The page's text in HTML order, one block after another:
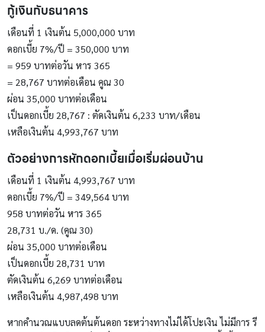
กู้เงินกับธนาคาร
เดือนที่ 1 เงินต้น 5,000,000 บาท
ดอกเบี้ย 7%/ปี = 350,000 บาท
= 959 บาทต่อวัน หาร 365
= 28,767 บาทต่อเดือน คูณ 30
ผ่อน 35,000 บาทต่อเดือน
เป็นดอกเบี้ย 28,767 : ตัดเงินต้น 6,233 บาท/เดือน
เหลือเงินต้น 4,993,767 บาท
ตัวอย่างการหักดอกเบี้ยเมื่อเริ่มผ่อนบ้าน
เดือนที่ 1 เงินต้น 4,993,767 บาท
ดอกเบี้ย 7%/ปี = 349,564 บาท
958 บาทต่อวัน หาร 365
28,731 บ./ด. (คูณ 30)
ผ่อน 35,000 บาทต่อเดือน
เป็นดอกเบี้ย 28,731 บาท
ตัดเงินต้น 6,269 บาทต่อเดือน
เหลือเงินต้น 4,987,498 บาท
หากคำนวณแบบลดต้นต้นดอก ระหว่างทางไม่ได้โปะเงิน ไม่มีการ รี